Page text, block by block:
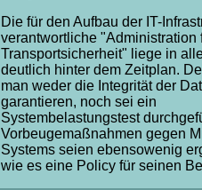
Die für den Aufbau der IT-
verantwortliche "Administration
Transportsicherheit" liege in
deutlich hinter dem Zeitplan.
man weder die Integrität der
garantieren, noch sei ein
Systembelastungstest
Vorbeugemaßnahmen gegen
Systems seien ebensowenig
wie es eine Policy für seinen